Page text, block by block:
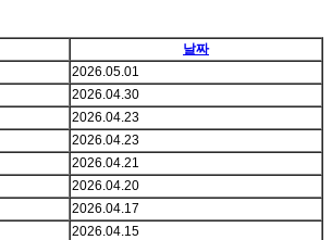
날짜
2026.05.01
2026.04.30
2026.04.23
2026.04.23
2026.04.21
2026.04.20
2026.04.17
2026.04.15